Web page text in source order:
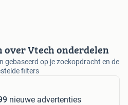
over Vtech onderdelen
gebaseerd op je zoekopdracht en de
filters
nieuwe advertenties